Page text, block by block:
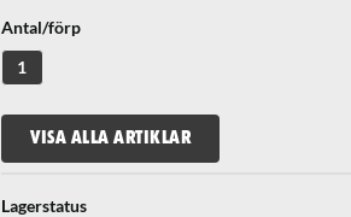
Antal/förp
1
VISA ALLA ARTIKLAR
Lagerstatus